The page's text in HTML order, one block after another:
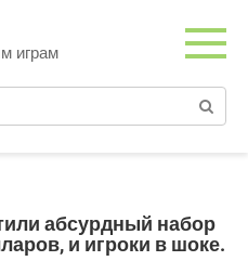
играм
абсурдный набор
и игроки в шоке.